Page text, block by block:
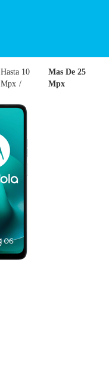
Hasta 10
Mpx
Mas De 25
Mpx